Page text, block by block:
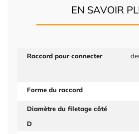
EN SAVOIR
Raccord pour connecter
Forme du raccord
Diamètre du filetage côté
D